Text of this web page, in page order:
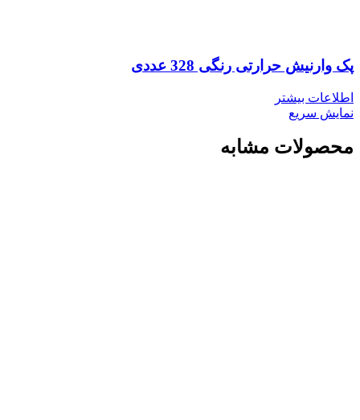
پک وارنیش حرارتی رنگی 328 عددی
اطلاعات بیشتر
نمایش سریع
محصولات مشابه